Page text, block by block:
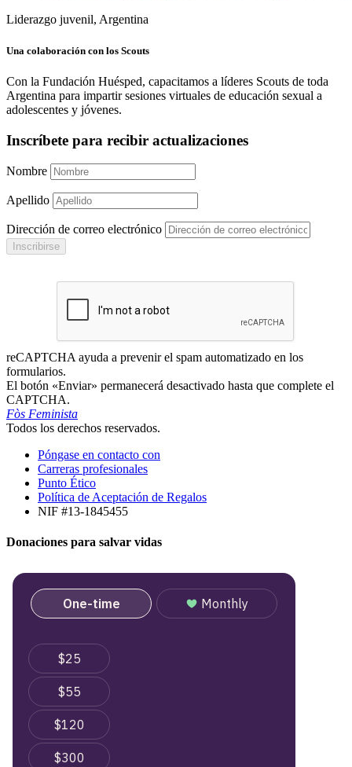
Liderazgo juvenil, Argentina
Una colaboración con los Scouts
Con la Fundación Huésped, capacitamos a líderes Scouts de toda
Argentina para impartir sesiones virtuales de educación sexual a
adolescentes y jóvenes.
Inscríbete para recibir actualizaciones
Nombre
Apellido
Dirección de correo electrónico
Inscribirse
reCAPTCHA ayuda a prevenir el spam automatizado en los
formularios.
El botón «Enviar» permanecerá desactivado hasta que complete el
CAPTCHA.
Fòs Feminista
Todos los derechos reservados.
Póngase en contacto con
Carreras profesionales
Punto Ético
Política de Aceptación de Regalos
NIF #13-1845455
Donaciones para salvar vidas